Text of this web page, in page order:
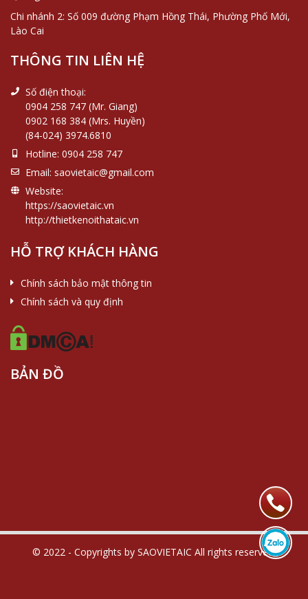
Chi nhánh 2: Số 009 đường Phạm Hồng Thái, Phường Phố Mới,
Lào Cai
THÔNG TIN LIÊN HỆ
Số điện thoại:
0904 258 747 (Mr. Giang)
0902 168 384 (Mrs. Huyền)
(84-024) 3974.6810
Hotline: 0904 258 747
Email: saovietaic@gmail.com
Website:
https://saovietaic.vn
http://thietkenoithataic.vn
HỖ TRỢ KHÁCH HÀNG
Chính sách bảo mật thông tin
Chính sách và quy định
BẢN ĐỒ
© 2022 - Copyrights by SAOVIETAIC All rights reserved.